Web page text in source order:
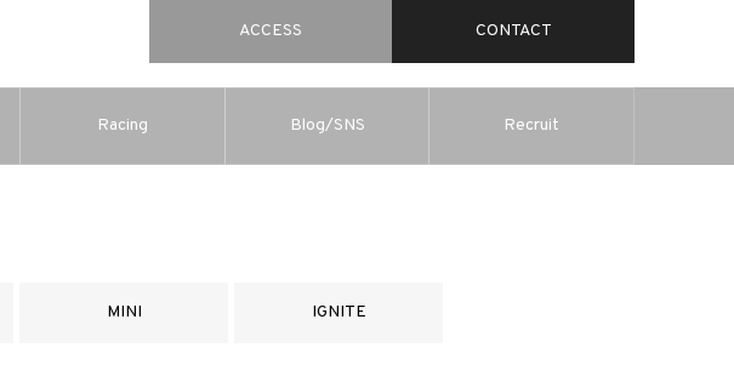
ACCESS CONTACT
Racing Blog/SNS Recruit
MINI IGNITE